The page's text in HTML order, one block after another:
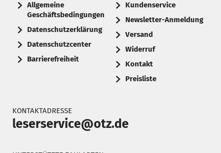
Allgemeine
Geschäftsbedingungen
Datenschutzerklärung
Datenschutzcenter
Barrierefreiheit
Kundenservice
Newsletter-Anmeldung
Versand
Widerruf
Kontakt
Preisliste
KONTAKTADRESSE
leserservice@otz.de